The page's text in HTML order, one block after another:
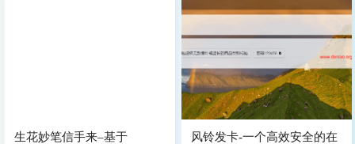
生花妙笔信手来–基于
风铃发卡-一个高效安全的在